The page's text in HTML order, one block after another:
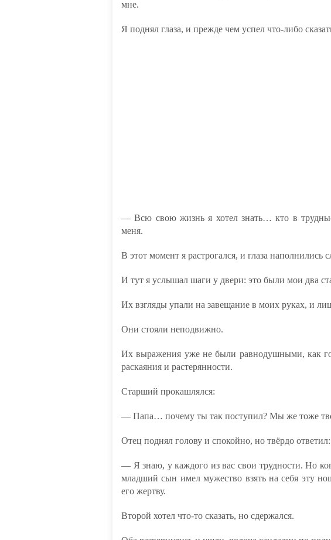
мне.
Я поднял глаза, и прежде чем успел что-либо
— Всю свою жизнь я хотел знать… кто в
меня.
В этот момент я растрогался, и глаза наполнились
И тут я услышал шаги у двери: это были мои два
Их взгляды упали на завещание в моих руках, и
Они стояли неподвижно.
Их выражения уже не были равнодушными, как
раскаяния и растерянности.
Старший прокашлялся:
— Папа… почему ты так поступил? Мы же тоже
Отец поднял голову и спокойно, но твёрдо ответил:
— Я знаю, у каждого из вас свои трудности. Но
младший сын имел мужество взять на себя эту
его жертву.
Второй хотел что-то сказать, но сдержался.